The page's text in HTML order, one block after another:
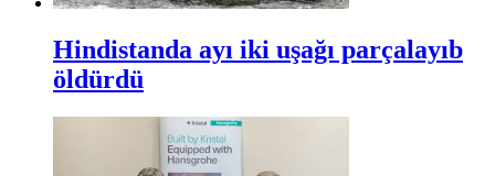
Hindistanda ayı iki uşağı parçalayıb
öldürdü